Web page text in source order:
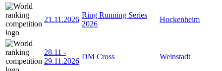
21.11.2026
Ring Running Series
2026
Hockenheim
28.11 -
29.11.2026
DM Cross Weinstadt